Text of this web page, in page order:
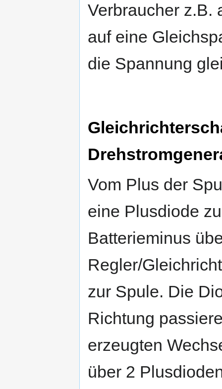
Verbraucher z.B.
auf eine
die Spannung
Vom Plus der
eine Plusdiode
Batterieminus
Regler/
zur Spule. Die
Richtung
erzeugten
über 2